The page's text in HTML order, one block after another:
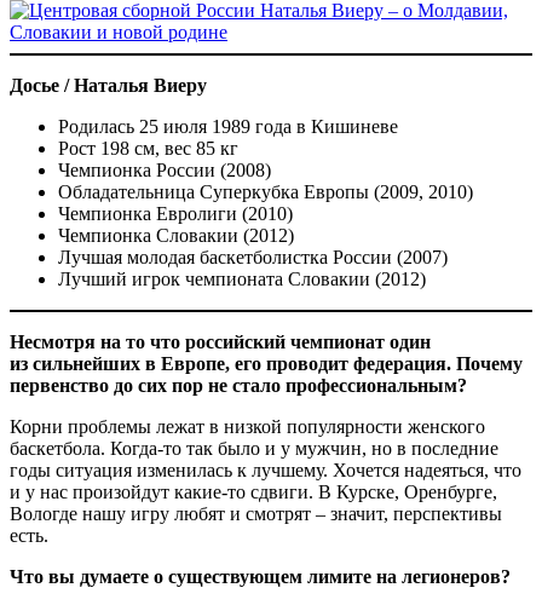
Досье / Наталья Виеру
Родилась 25 июля 1989 года в Кишиневе
Рост 198 см, вес 85 кг
Чемпионка России (2008)
Обладательница Суперкубка Европы (2009, 2010)
Чемпионка Евролиги (2010)
Чемпионка Словакии (2012)
Лучшая молодая баскетболистка России (2007)
Лучший игрок чемпионата Словакии (2012)
Несмотря на то что российский чемпионат один
из сильнейших в Европе, его проводит федерация. Почему
первенство до сих пор не стало профессиональным?
Корни проблемы лежат в низкой популярности женского
баскетбола. Когда-то так было и у мужчин, но в последние
годы ситуация изменилась к лучшему. Хочется надеяться, что
и у нас произойдут какие-то сдвиги. В Курске, Оренбурге,
Вологде нашу игру любят и смотрят – значит, перспективы
есть.
Что вы думаете о существующем лимите на легионеров?